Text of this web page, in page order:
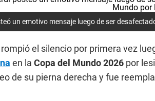
un emotivo mensaje luego de ser
rompió el silencio por primera vez
en la Copa del Mundo 2026 por
de su pierna derecha y fue